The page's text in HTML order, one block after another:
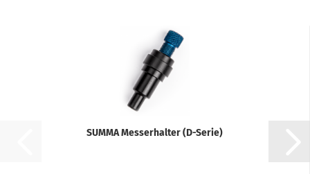
SUMMA Messerhalter (D-Serie)